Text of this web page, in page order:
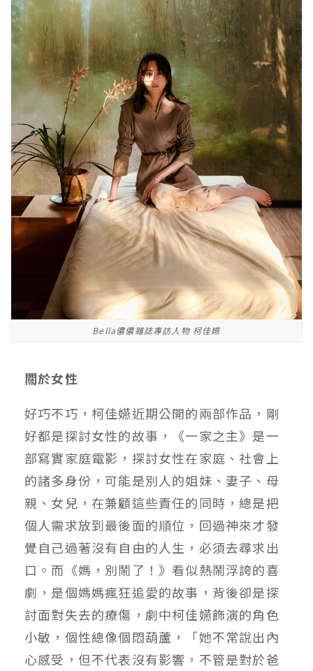
Bella儂儂雜誌專訪人物 柯佳嬿
關於女性
好巧不巧，柯佳嬿近期公開的兩部作品，剛
好都是探討女性的故事，《一家之主》是一
部寫實家庭電影，探討女性在家庭、社會上
的諸多身份，可能是別人的姐妹、妻子、母
親、女兒，在兼顧這些責任的同時，總是把
個人需求放到最後面的順位，回過神來才發
覺自己過著沒有自由的人生，必須去尋求出
口。而《媽，別鬧了！》看似熱鬧浮誇的喜
劇，是個媽媽瘋狂追愛的故事，背後卻是探
討面對失去的療傷，劇中柯佳嬿飾演的角色
小敏，個性總像個悶葫蘆，「她不常說出內
心感受，但不代表沒有影響，不管是對於爸